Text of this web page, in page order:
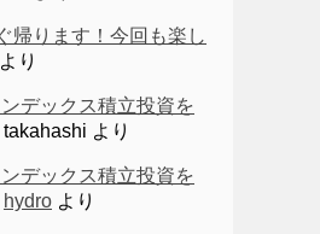
帰ります！今回も楽し
より
デックス積立投資を
takahashi より
デックス積立投資を
hydro より